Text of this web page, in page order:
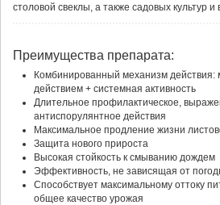
столовой свеклы, а также садовых культур и
Преимущества препарата:
Комбинированный механизм
действием + системная активность
Длительное профилактическое,
антиспорулянтное действия
Максимальное продление жизни
Защита нового прироста
Высокая стойкость к смыванию дождем
Эффективность, не зависящая от
Способствует максимальному оттоку
общее качество урожая